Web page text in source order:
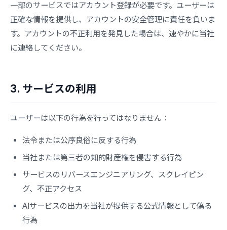
一部のサービスではアカウント登録が必要です。ユーザーは
正確な情報を提供し、アカウントの安全管理に責任を負いま
す。アカウントの不正利用を発見した場合は、速やかに当社
に連絡してください。
3. サービスの利用
ユーザーは以下の行為を行ってはなりません：
法令または公序良俗に反する行為
当社または第三者の知的財産権を侵害する行為
サービスのリバースエンジニアリング、スクレイピン
グ、不正アクセス
AIサービスの出力を当社が提供する公式情報として偽る
行為